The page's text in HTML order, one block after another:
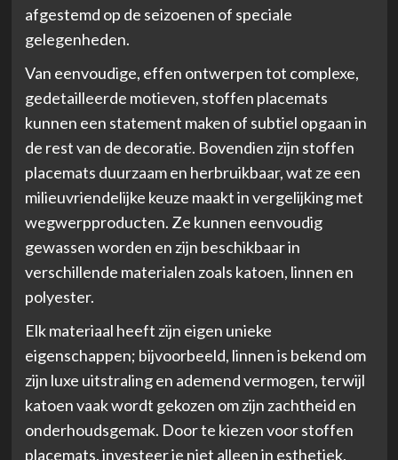
afgestemd op de seizoenen of speciale
gelegenheden.
Van eenvoudige, effen ontwerpen tot complexe,
gedetailleerde motieven, stoffen placemats
kunnen een statement maken of subtiel opgaan in
de rest van de decoratie. Bovendien zijn stoffen
placemats duurzaam en herbruikbaar, wat ze een
milieuvriendelijke keuze maakt in vergelijking met
wegwerpproducten. Ze kunnen eenvoudig
gewassen worden en zijn beschikbaar in
verschillende materialen zoals katoen, linnen en
polyester.
Elk materiaal heeft zijn eigen unieke
eigenschappen; bijvoorbeeld, linnen is bekend om
zijn luxe uitstraling en ademend vermogen, terwijl
katoen vaak wordt gekozen om zijn zachtheid en
onderhoudsgemak. Door te kiezen voor stoffen
placemats, investeer je niet alleen in esthetiek,